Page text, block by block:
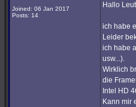
Joined: 06 Jan 2017
Posts: 14
Hallo
ich habe
Leider
ich habe
usw...).
Wirklich
die
Intel HD
Kann mir